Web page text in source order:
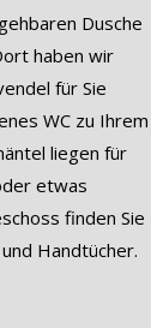
Dusche
haben wir
für Sie
WC zu Ihrem
liegen für
etwas
finden Sie
Handtücher.